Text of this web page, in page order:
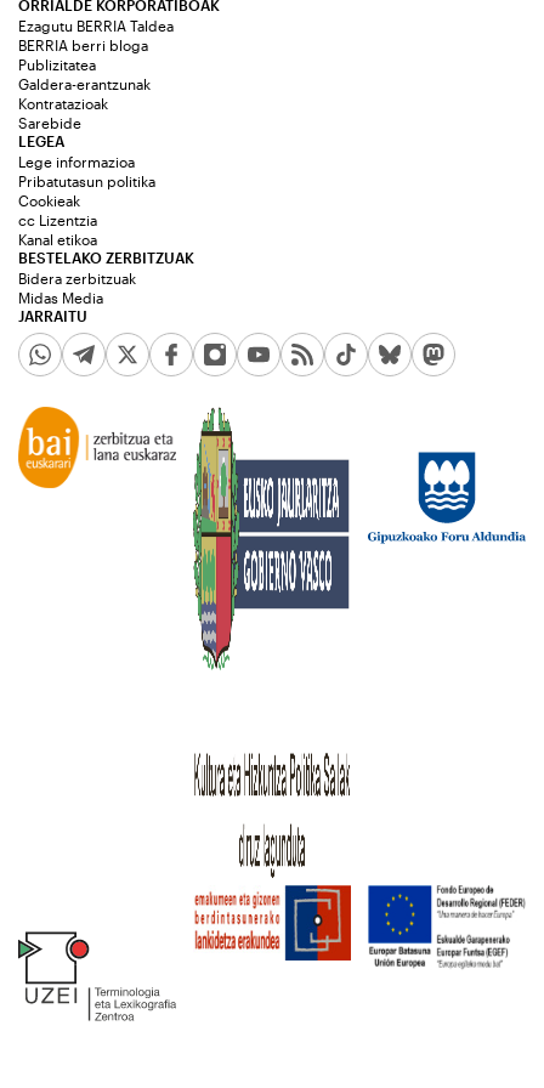
ORRIALDE KORPORATIBOAK
Ezagutu BERRIA Taldea
BERRIA berri bloga
Publizitatea
Galdera-erantzunak
Kontratazioak
Sarebide
JARRAITU
LEGEA
Lege informazioa
Pribatutasun politika
Cookieak
cc Lizentzia
Kanal etikoa
BESTELAKO ZERBITZUAK
Bidera zerbitzuak
Midas Media